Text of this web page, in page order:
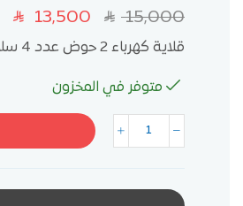
SAR 15,000
SAR 13,500
قلاية كهرباء 2 حوض عدد 4 سلات من أوزتي – موديل OFEI 8090
متوفر في المخزون